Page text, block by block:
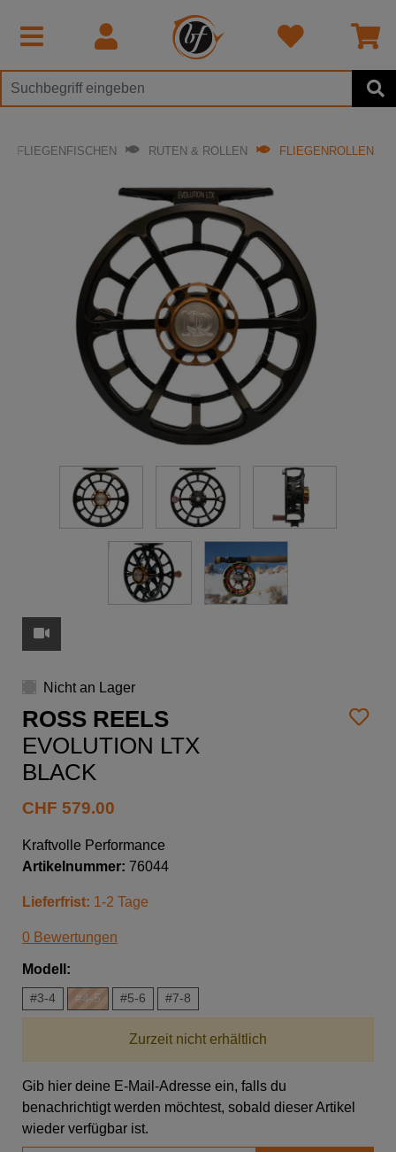
FLIEGENFISCHEN RUTEN & ROLLEN FLIEGENROLLEN
Nicht an Lager
ROSS REELS
EVOLUTION LTX
BLACK
CHF 579.00
Kraftvolle Performance
Artikelnummer: 76044
Lieferfrist: 1-2 Tage
0 Bewertungen
Modell:
#3-4 #4-5 #5-6 #7-8
Zurzeit nicht erhältlich
Gib hier deine E-Mail-Adresse ein, falls du
benachrichtigt werden möchtest, sobald dieser Artikel
wieder verfügbar ist.